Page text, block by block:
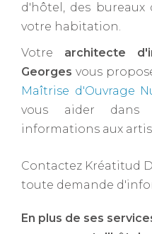
d'hôtel, des bureaux
votre habitation.
Votre architecte
Georges ​vous
Maîtrise d'Ouvrage
vous aider dans
informations aux
Contactez Kréatitud
toute demande
En plus de ses